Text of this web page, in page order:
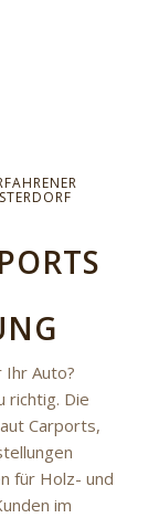
Ihr Auto?
richtig. Die
Carports,
für Holz- und
im